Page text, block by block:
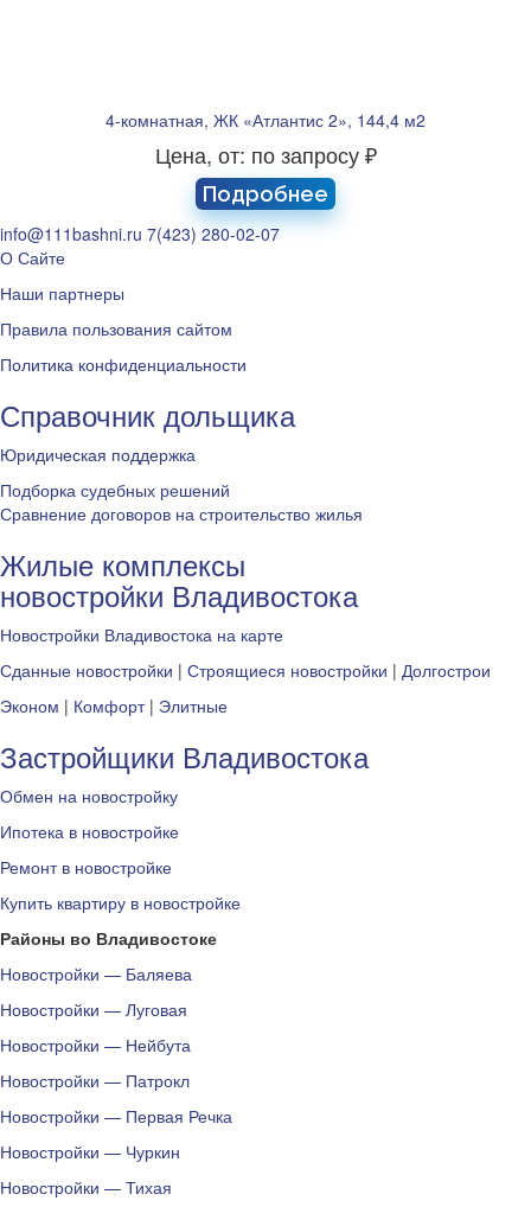
4-комнатная, ЖК «Атлантис 2», 144,4 м2
Цена, от: по запросу ₽
Подробнее
info@111bashni.ru 7(423) 280-02-07
О Сайте
Наши партнеры
Правила пользования сайтом
Политика конфиденциальности
Справочник дольщика
Юридическая поддержка
Подборка судебных решений
Сравнение договоров на строительство жилья
Жилые комплексы
новостройки Владивостока
Новостройки Владивостока на карте
Сданные новостройки | Строящиеся новостройки | Долгострои
Эконом | Комфорт| Элитные
Застройщики Владивостока
Обмен на новостройку
Ипотека в новостройке
Ремонт в новостройке
Купить квартиру в новостройке
Районы во Владивостоке
Новостройки — Баляева
Новостройки — Луговая
Новостройки — Нейбута
Новостройки — Патрокл
Новостройки — Первая Речка
Новостройки — Чуркин
Новостройки — Тихая